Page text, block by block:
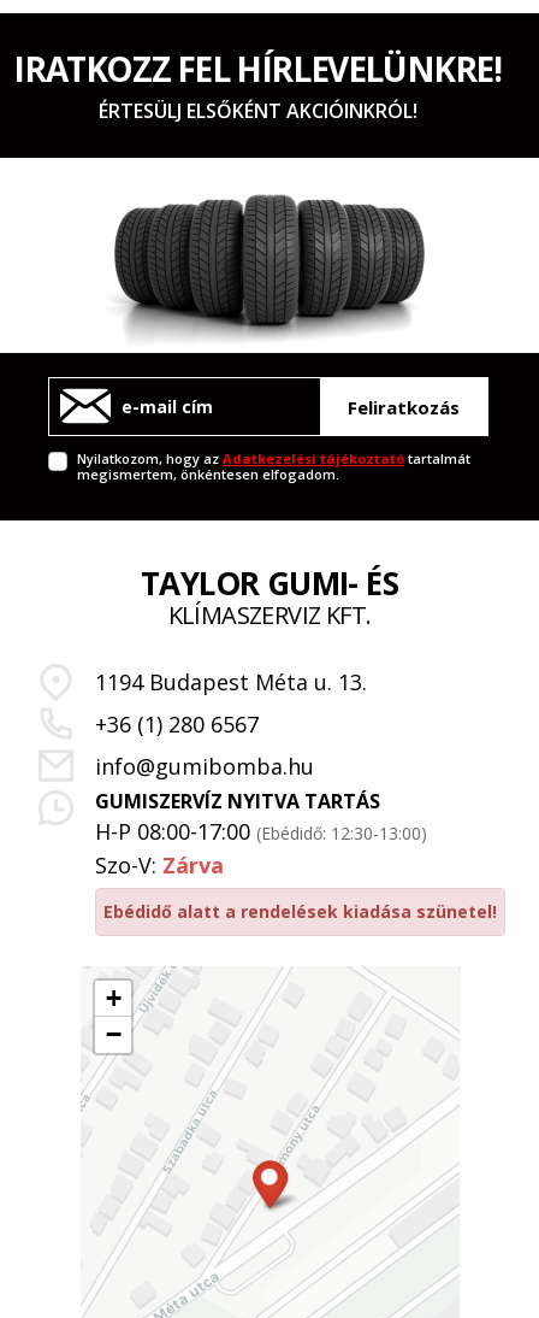
IRATKOZZ FEL HÍRLEVELÜNKRE!
ÉRTESÜLJ ELSŐKÉNT AKCIÓINKRÓL!
Feliratkozás
Nyilatkozom, hogy azAdatkezelési tájékoztató tartalmát
megismertem, önkéntesen elfogadom.
+
−
TAYLOR GUMI- ÉS
KLÍMASZERVIZ KFT.
1194 Budapest Méta u. 13.
+36 (1) 280 6567
info@gumibomba.hu
GUMISZERVÍZ NYITVA TARTÁS
H-P 08:00-17:00 (Ebédidő: 12:30-13:00)
Szo-V: Zárva
Ebédidő alatt a rendelések kiadása szünetel!